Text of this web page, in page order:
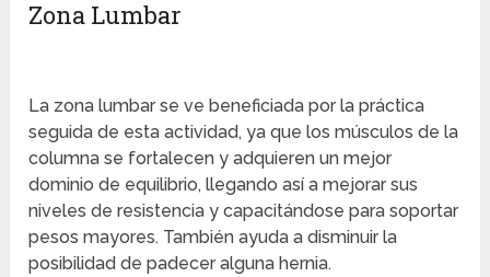
Zona Lumbar
La zona lumbar se ve beneficiada por la práctica
seguida de esta actividad, ya que los músculos de la
columna se fortalecen y adquieren un mejor
dominio de equilibrio, llegando así a mejorar sus
niveles de resistencia y capacitándose para soportar
pesos mayores. También ayuda a disminuir la
posibilidad de padecer alguna hernia.